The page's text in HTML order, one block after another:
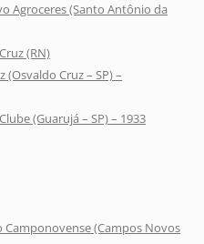
Agroceres (Santo Antônio da
(RN)
Cruz – SP) –
(Guarujá – SP) – 1933
Camponovense (Campos Novos